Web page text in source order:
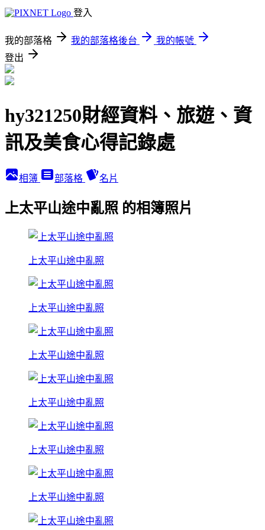
登入
我的部落格 我的部落格後台
我的帳號
登出
hy321250財經資料、旅遊、資
訊及美食心得記錄處
相簿 部落格 名片
上太平山途中亂照 的相簿照片
上太平山途中亂照
上太平山途中亂照
上太平山途中亂照
上太平山途中亂照
上太平山途中亂照
上太平山途中亂照